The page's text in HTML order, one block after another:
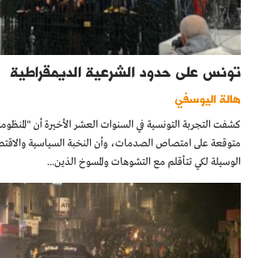
تونس على حدود الشرعية الديمقراطية
هالة اليوسفي
كشفت التجربة التونسية في السنوات العشر الأخيرة أن
متوقعة على امتصاص الصدمات، وأن النخبة السياسية
الوسيلة لكي تتأقلم مع التشوهات والمسوخ الذين...